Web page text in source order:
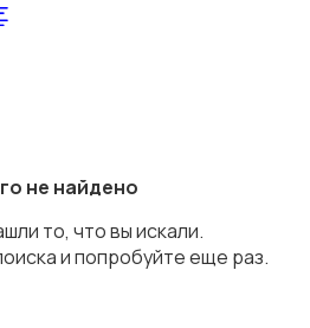
не найдено
то, что вы искали.
и попробуйте еще раз.